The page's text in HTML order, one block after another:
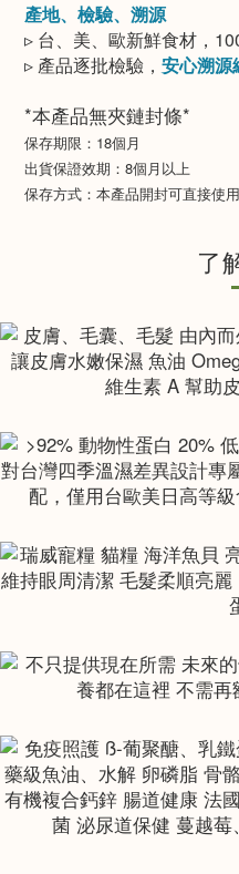
產地、檢驗、溯源​
▹ 台、美、歐新鮮食材，
▹ 產品逐批檢驗， 安心溯
*本產品無夾鏈封條*
保存期限：18個月
出貨保證效期：8個月以上
保存方式：本產品開封可直接使
了